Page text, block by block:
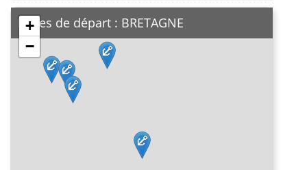
+
−
Bases de départ : BRETAGNE